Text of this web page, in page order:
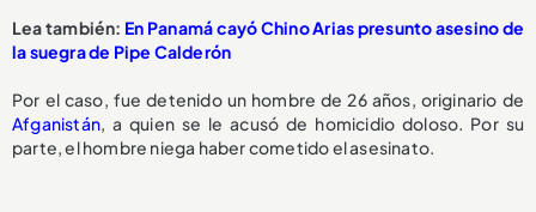
Lea también: En Panamá cayó Chino Arias presunto asesino de
la suegra de Pipe Calderón
Por el caso, fue detenido un hombre de 26 años, originario de
Afganistán, a quien se le acusó de homicidio doloso. Por su
parte, el hombre niega haber cometido el asesinato.